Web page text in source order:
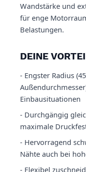
Wandstärke und
für enge
Belastungen.
DEINE
- Engster Radius
Einbausituationen
- Durchgängig
maximale
- Hervorragend
Nähte auch bei
- Flexibel